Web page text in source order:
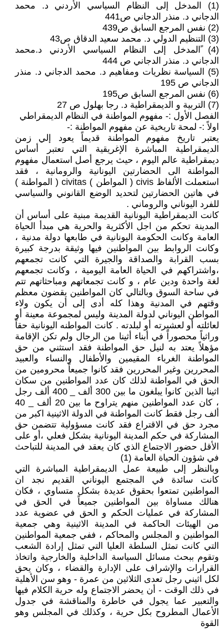
(1) المدخل إلى النظام السياسي الأردني د. محمد
الدجاني د. منذر الدجاني ص441
(2) نفس المرجع السابق ص439
(3) التنظيم الدولي د. محمد سعيد الدقاق ص43
(4) ًالمدخل إلى النظام السياسي الأردني د.محمد
الدجاني د. منذر الدجاني ص 444
(5) السياسة نظريات ومفاهيم د. محمد الدجاني د. منذر
الدجاني ص 195
(6) نفس المرجع السابق ص195
(7) التربية و الديمقراطية د. رجا بهلول ص 27
الفصل الأول :- مفهوم المواطنة في النظام الديمقراطي
اولاً :- لمحة تاريخية عن مفهوم المواطنة :-
يعتبر تاريخ مفهوم المواطنة قديماً يعود إلي زمن
الديمقراطية المباشرة الإغريقية التي تعتبر أساس
ديمقراطية عالم اليوم ، حيث يرجع أصل استعمال مفهوم
المواطنة الى الحضارتين اليونانية والرومانية ، فقد
استعملت الألفاظ civis ( المواطن ) civitas ( المواطنة )
في هاتين الحضارتين لتحديد الوضع القانوني والسياسي
للفرد اليوناني والروماني .
كانت الديمقراطية اليونانية القديمة مبنية على أساس أن
المدينة تحكم من اجل الأكثرية والحرية هي مبدأ الحياة
العامة وكانت الحكومة اليونانية في طابعها دولة مدنية ،
وكانت الروابط بين المواطنين فيها وثيقة بدرجة كبيرة
بسب القرابة والصداقة والجيرة التي كانت تجمعهم
،واشتراكهم في الحياة العامة اليومية ، وكانت تجمعهم
لغة واحدة ودين عام ، و كانت تجمعاتهم ومباحثاتهم تتم
في ساحة السوق وبالتالي كان المواطنين يقضون معظم
وقتهم في المدنية وهذا كله أدى إلى أن يكون ولاء
المواطن اليوناني لدولة المدينة وليس لمجموعة معينة أو
لعائلته أو لعشيرته أو لبلدته . كانت المواطنه اليونانية حقاً
وراثياً محصوراً في أبناء أثينا من الرجال ولم تكن الإقامة
مؤهلاً يعتد به لنيل حق المواطنة فقد استثني من حق
المواطنة الغرباء المقيمين والأطفال والنساء والعبيد
المحررين وغير المحررين فقد كانوا جميعاً محرومين من
الحق في المواطنة لذلك كان عدد المواطنين من سكان
اثينا الذين كانوا يبلغون ما بين 300 ألف _ 400 ألف رجل
، كان عدد المواطنين منهم يتراوح ما بين 20 ألف _ 40
ألف رجل فقط كانت المواطنة في الدولة الاثينية اكبر من
مجرد حق في الاقتراع فقد كانت مسؤولية تتضمن حق
المشاركة في حكم المدينة اليونانية بشكل فعلي ،أو على
الأقل حضور الاجتماع الذي كان يعقد في المدينة للتباحث
في شؤون الحياة العامة (1)
وبالنظر إلى طبيعة عمل الديمقراطية المباشرة التي
كانت سائدة في المجتمع اليوناني القديم نجد ان
المواطنين تمتعوا بحقوق عديدة بشكل متساوي ، فكان
هنالك مساواة بين المواطنين جميعاً في الحق في
المشاركة في عمليات الحكم و الحق في عضوية عدد
من الهيئات الحاكمة في المدينة الاثينية وهي جمعية
المواطنين و المجلس والمحاكم ، ففي جمعية المواطنين
التي كانت تمثل السلطة العليا التي تمثل إرادة الشعب
وتقوم ببحث مسائل السياسة الداخلية والخارجية واتخاذ
القرارات والإشراف على الإدارة والقضاء ، وكان يحق
لكل اثيني رجل تعدى الثلاثين من عمرة - وهو سن الأهلية
في ذلك الوقت - أن يحضر الاجتماع وله حرية الكلام فيها
والتعبير عما يجول في خاطرة والمناقشة في جدول
الأعمال المطروح بكل حرية ، وكذلك في المجلس وهو
القوة